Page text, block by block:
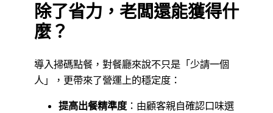
除了省力，老闆還能獲得什
麼？
導入掃碼點餐，對餐廳來說不只是「少請一個
人」，更帶來了營運上的穩定度：
提高出餐精準度 ：由顧客親自確認口味選